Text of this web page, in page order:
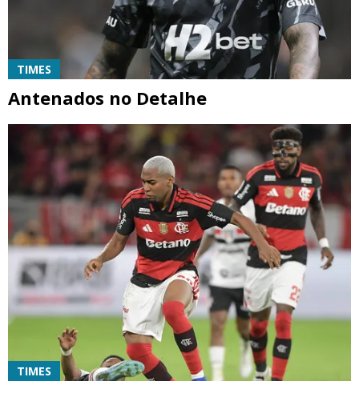
TIMES
Antenados no Detalhe
TIMES